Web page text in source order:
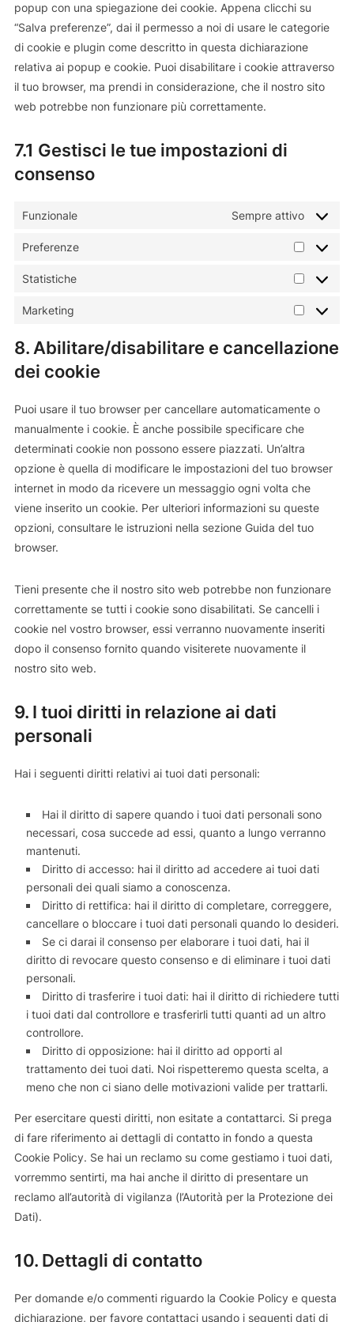
popup con una spiegazione dei cookie. Appena clicchi su
“Salva preferenze”, dai il permesso a noi di usare le categorie
di cookie e plugin come descritto in questa dichiarazione
relativa ai popup e cookie. Puoi disabilitare i cookie attraverso
il tuo browser, ma prendi in considerazione, che il nostro sito
web potrebbe non funzionare più correttamente.
7.1 Gestisci le tue impostazioni di
consenso
Funzionale Sempre attivo
Preferenze
Statistiche
Marketing
8. Abilitare/disabilitare e cancellazione
dei cookie
Puoi usare il tuo browser per cancellare automaticamente o
manualmente i cookie. È anche possibile specificare che
determinati cookie non possono essere piazzati. Un’altra
opzione è quella di modificare le impostazioni del tuo browser
internet in modo da ricevere un messaggio ogni volta che
viene inserito un cookie. Per ulteriori informazioni su queste
opzioni, consultare le istruzioni nella sezione Guida del tuo
browser.
Tieni presente che il nostro sito web potrebbe non funzionare
correttamente se tutti i cookie sono disabilitati. Se cancelli i
cookie nel vostro browser, essi verranno nuovamente inseriti
dopo il consenso fornito quando visiterete nuovamente il
nostro sito web.
9. I tuoi diritti in relazione ai dati
personali
Hai i seguenti diritti relativi ai tuoi dati personali:
Hai il diritto di sapere quando i tuoi dati personali sono
necessari, cosa succede ad essi, quanto a lungo verranno
mantenuti.
Diritto di accesso: hai il diritto ad accedere ai tuoi dati
personali dei quali siamo a conoscenza.
Diritto di rettifica: hai il diritto di completare, correggere,
cancellare o bloccare i tuoi dati personali quando lo desideri.
Se ci darai il consenso per elaborare i tuoi dati, hai il
diritto di revocare questo consenso e di eliminare i tuoi dati
personali.
Diritto di trasferire i tuoi dati: hai il diritto di richiedere tutti
i tuoi dati dal controllore e trasferirli tutti quanti ad un altro
controllore.
Diritto di opposizione: hai il diritto ad opporti al
trattamento dei tuoi dati. Noi rispetteremo questa scelta, a
meno che non ci siano delle motivazioni valide per trattarli.
Per esercitare questi diritti, non esitate a contattarci. Si prega
di fare riferimento ai dettagli di contatto in fondo a questa
Cookie Policy. Se hai un reclamo su come gestiamo i tuoi dati,
vorremmo sentirti, ma hai anche il diritto di presentare un
reclamo all’autorità di vigilanza (l’Autorità per la Protezione dei
Dati).
10. Dettagli di contatto
Per domande e/o commenti riguardo la Cookie Policy e questa
dichiarazione, per favore contattaci usando i seguenti dati di